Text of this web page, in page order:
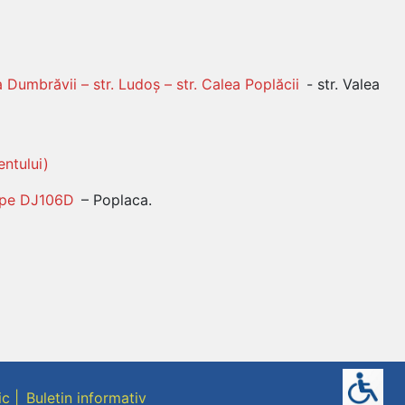
– str. Ludoș – str. Calea Poplăcii - str. Valea
DJ106D – Poplaca.
Buletin informativ